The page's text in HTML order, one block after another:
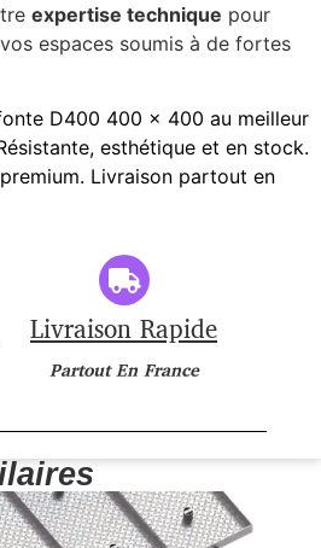
expertise technique pour
espaces soumis à de fortes
D400 400 x 400 au meilleur
esthétique et en stock.
Livraison partout en
Livraison Rapide
Partout En France